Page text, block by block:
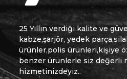
25 Yıllın verdiği kalite ve
kabze,şarjör, yedek
ürünler,polis ürünleri,kişiye
benzer ürünlerle siz değerli
hizmetinizdeyiz..